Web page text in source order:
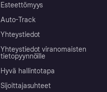
Esteettömyys
Auto-Track
Yhteystiedot
Yhteystiedot viranomaisten
tietopyynnöille
Hyvä hallintotapa
Sijoittajasuhteet